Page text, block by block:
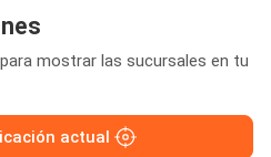
mostrar las sucursales en tu
actual